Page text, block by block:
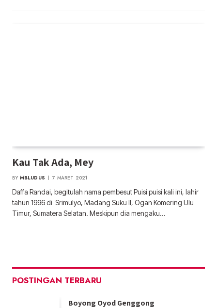
Kau Tak Ada, Mey
BY MBLUDUS 7 MARET 2021
Daffa Randai, begitulah nama pembesut Puisi puisi kali ini, lahir
tahun 1996 di Srimulyo, Madang Suku II, Ogan Komering Ulu
Timur, Sumatera Selatan. Meskipun dia mengaku…
POSTINGAN TERBARU
Boyong Oyod Genggong